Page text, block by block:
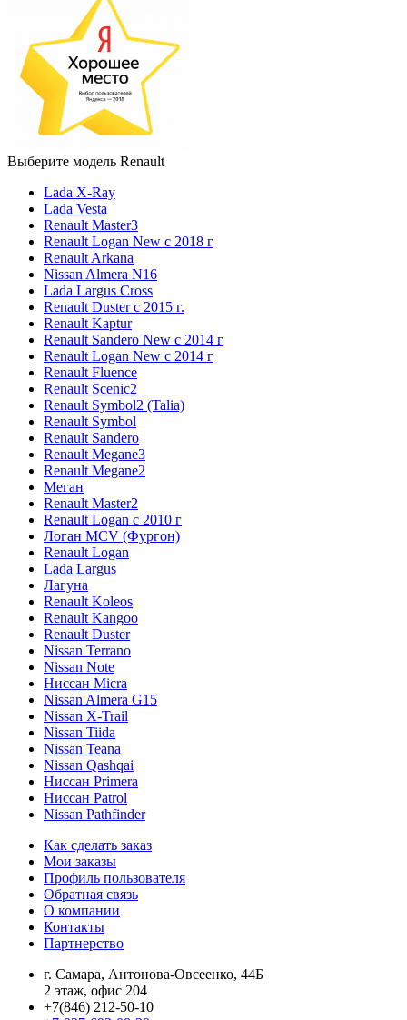
Выберите модель Renault
Lada X-Ray
Lada Vesta
Renault Master3
Renault Logan New с 2018 г
Renault Arkana
Nissan Almera N16
Lada Largus Cross
Renault Duster с 2015 г.
Renault Kaptur
Renault Sandero New с 2014 г
Renault Logan New с 2014 г
Renault Fluence
Renault Scenic2
Renault Symbol2 (Talia)
Renault Symbol
Renault Sandero
Renault Megane3
Renault Megane2
Меган
Renault Master2
Renault Logan c 2010 г
Логан МСV (Фургон)
Renault Logan
Lada Largus
Лагуна
Renault Koleos
Renault Kangoo
Renault Duster
Nissan Terrano
Nissan Note
Ниссан Micra
Nissan Almera G15
Nissan X-Trail
Nissan Tiida
Nissan Teana
Nissan Qashqai
Ниссан Primera
Ниссан Patrol
Nissan Pathfinder
Как сделать заказ
Мои заказы
Профиль пользователя
Обратная связь
О компании
Контакты
Партнерство
г. Самара, Антонова-Овсеенко, 44Б
2 этаж, офис 204
+7(846) 212-50-10